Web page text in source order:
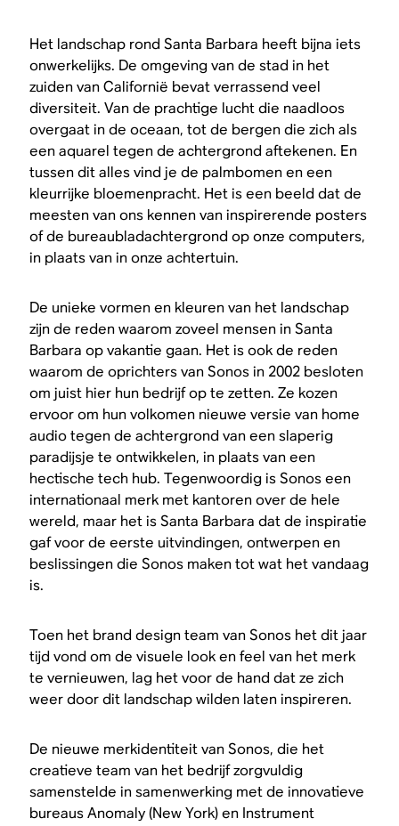
Het landschap rond Santa Barbara heeft bijna iets
onwerkelijks. De omgeving van de stad in het
zuiden van Californië bevat verrassend veel
diversiteit. Van de prachtige lucht die naadloos
overgaat in de oceaan, tot de bergen die zich als
een aquarel tegen de achtergrond aftekenen. En
tussen dit alles vind je de palmbomen en een
kleurrijke bloemenpracht. Het is een beeld dat de
meesten van ons kennen van inspirerende posters
of de bureaubladachtergrond op onze computers,
in plaats van in onze achtertuin.
De unieke vormen en kleuren van het landschap
zijn de reden waarom zoveel mensen in Santa
Barbara op vakantie gaan. Het is ook de reden
waarom de oprichters van Sonos in 2002 besloten
om juist hier hun bedrijf op te zetten. Ze kozen
ervoor om hun volkomen nieuwe versie van home
audio tegen de achtergrond van een slaperig
paradijsje te ontwikkelen, in plaats van een
hectische tech hub. Tegenwoordig is Sonos een
internationaal merk met kantoren over de hele
wereld, maar het is Santa Barbara dat de inspiratie
gaf voor de eerste uitvindingen, ontwerpen en
beslissingen die Sonos maken tot wat het vandaag
is.
Toen het brand design team van Sonos het dit jaar
tijd vond om de visuele look en feel van het merk
te vernieuwen, lag het voor de hand dat ze zich
weer door dit landschap wilden laten inspireren.
De nieuwe merkidentiteit van Sonos, die het
creatieve team van het bedrijf zorgvuldig
samenstelde in samenwerking met de innovatieve
bureaus Anomaly (New York) en Instrument